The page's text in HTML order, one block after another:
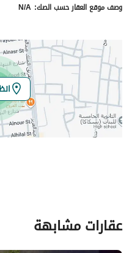
وصف موقع العقار حسب الصك: N/A
عقارات مشابهة